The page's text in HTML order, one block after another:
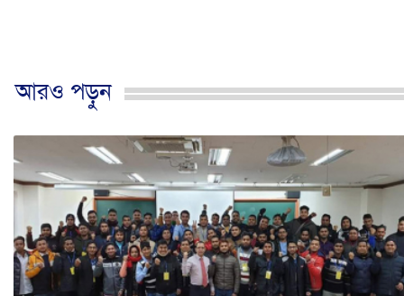
আরও পড়ুন